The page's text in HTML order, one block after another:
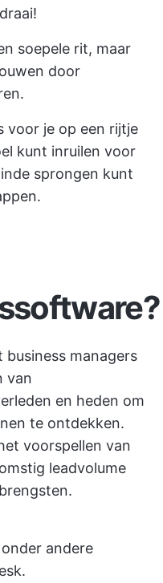
soepele rit, maar
door
voor je op een rijtje
kunt inruilen voor
sprongen kunt
managers
van
en heden om
te ontdekken.
voorspellen van
leadvolume
andere